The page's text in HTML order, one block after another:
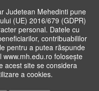
Judetean Mehedinti pune
(UE) 2016/679 (GDPR)
personal. Datele cu
contribuabililor
pentru a putea răspunde
folosește
acest site se considera
a cookies.